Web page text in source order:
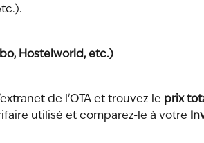
Hostelworld, etc.)
de l'OTA et trouvez le prix
utilisé et comparez-le à votre